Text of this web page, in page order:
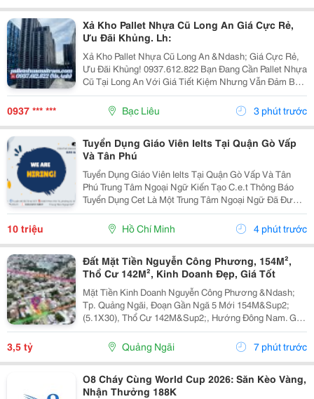
Xả Kho Pallet Nhựa Cũ Long An Giá Cực Rẻ,
Ưu Đãi Khủng. Lh:
Xả Kho Pallet Nhựa Cũ Long An &Ndash; Giá Cực Rẻ,
Ưu Đãi Khủng! 0937.612.822 Bạn Đang Cần Pallet Nhựa
Cũ Tại Long An Với Giá Tiết Kiệm Nhưng Vẫn Đảm Bảo
Chất Lượng? Đừng Bỏ Lỡ Chương Trình Xả Kho Số
Lượng Lớn Với Mức Giá Cực Ưu Đãi! ✅ Sản Phẩm...
0937 *** *** Bạc Liêu 3 phút trước
Tuyển Dụng Giáo Viên Ielts Tại Quận Gò Vấp
Và Tân Phú
Tuyển Dụng Giáo Viên Ielts Tại Quận Gò Vấp Và Tân
Phú Trung Tâm Ngoại Ngữ Kiến Tạo C.e.t Thông Báo
Tuyển Dụng Cet Là Một Trung Tâm Ngoại Ngữ Đã Được
Thành Lập 16 Năm Chuyên Về Chương Trình Anh Văn
Học Thuật Ielts &Ndash; Toefl Ibt. Trung Tâm...
10 triệu Hồ Chí Minh 4 phút trước
Đất Mặt Tiền Nguyễn Công Phương, 154M²,
Thổ Cư 142M², Kinh Doanh Đẹp, Giá Tốt
Mặt Tiền Kinh Doanh Nguyễn Công Phương &Ndash;
Tp. Quảng Ngãi, Đoạn Gần Ngã 5 Mới 154M&Sup2;
(5.1X30), Thổ Cư 142M&Sup2;, Hướng Đông Nam. Giá
Chỉ 3.5 Tỷ (Thương Lượng Nhẹ). ☎️ 0909 040 359
&Ndash; Mr. Kiệm.
3,5 tỷ Quảng Ngãi 7 phút trước
O8 Cháy Cùng World Cup 2026: Săn Kèo Vàng,
Nhận Thưởng 188K